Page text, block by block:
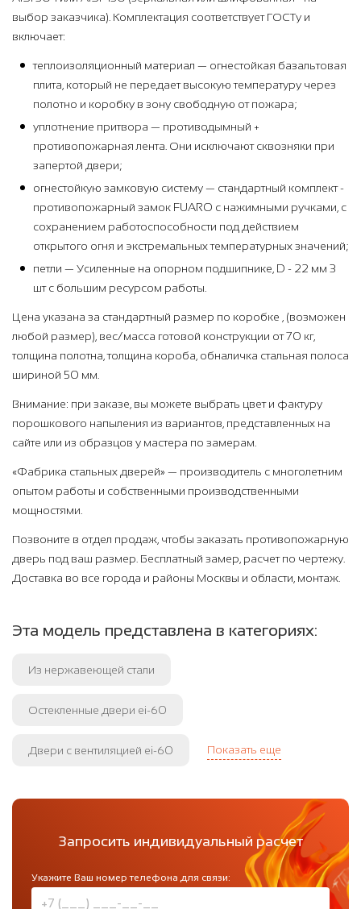
выбор заказчика). Комплектация соответствует ГОСТу и
включает:
теплоизоляционный материал — огнестойкая базальтовая
плита, который не передает высокую температуру через
полотно и коробку в зону свободную от пожара;
уплотнение притвора — противодымный +
противопожарная лента. Они исключают сквозняки при
запертой двери;
огнестойкую замковую систему — стандартный комплект -
противопожарный замок FUARO с нажимными ручками, с
сохранением работоспособности под действием
открытого огня и экстремальных температурных значений;
петли — Усиленные на опорном подшипнике, D - 22 мм 3
шт с большим ресурсом работы.
Цена указана за стандартный размер по коробке , (возможен
любой размер), вес/масса готовой конструкции от 70 кг,
толщина полотна, толщина короба, обналичка стальная полоса
шириной 50 мм.
Внимание: при заказе, вы можете выбрать цвет и фактуру
порошкового напыления из вариантов, представленных на
сайте или из образцов у мастера по замерам.
«Фабрика стальных дверей» — производитель с многолетним
опытом работы и собственными производственными
мощностями.
Позвоните в отдел продаж, чтобы заказать противопожарную
дверь под ваш размер. Бесплатный замер, расчет по чертежу.
Доставка во все города и районы Москвы и области, монтаж.
Эта модель представлена в категориях:
Из нержавеющей стали
Остекленные двери ei-60
Двери с вентиляцией ei-60 Показать еще
Запросить индивидуальный расчет
Укажите Ваш номер телефона для связи: